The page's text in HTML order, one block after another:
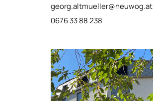
georg.altmueller@neuwog.at
0676 33 88 238